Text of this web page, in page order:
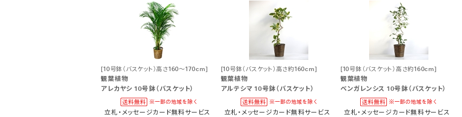
[10号鉢（バスケット）高さ160～170cm]
観葉植物
アレカヤシ 10号鉢（バスケット）
立札・メッセージカード無料サービス
[10号鉢（バスケット）高さ約160cm]
観葉植物
アルテシマ 10号鉢（バスケット）
立札・メッセージカード無料サービス
[10号鉢（バスケット）高さ約160cm]
観葉植物
ベンガレンシス 10号鉢（バスケット）
立札・メッセージカード無料サービス